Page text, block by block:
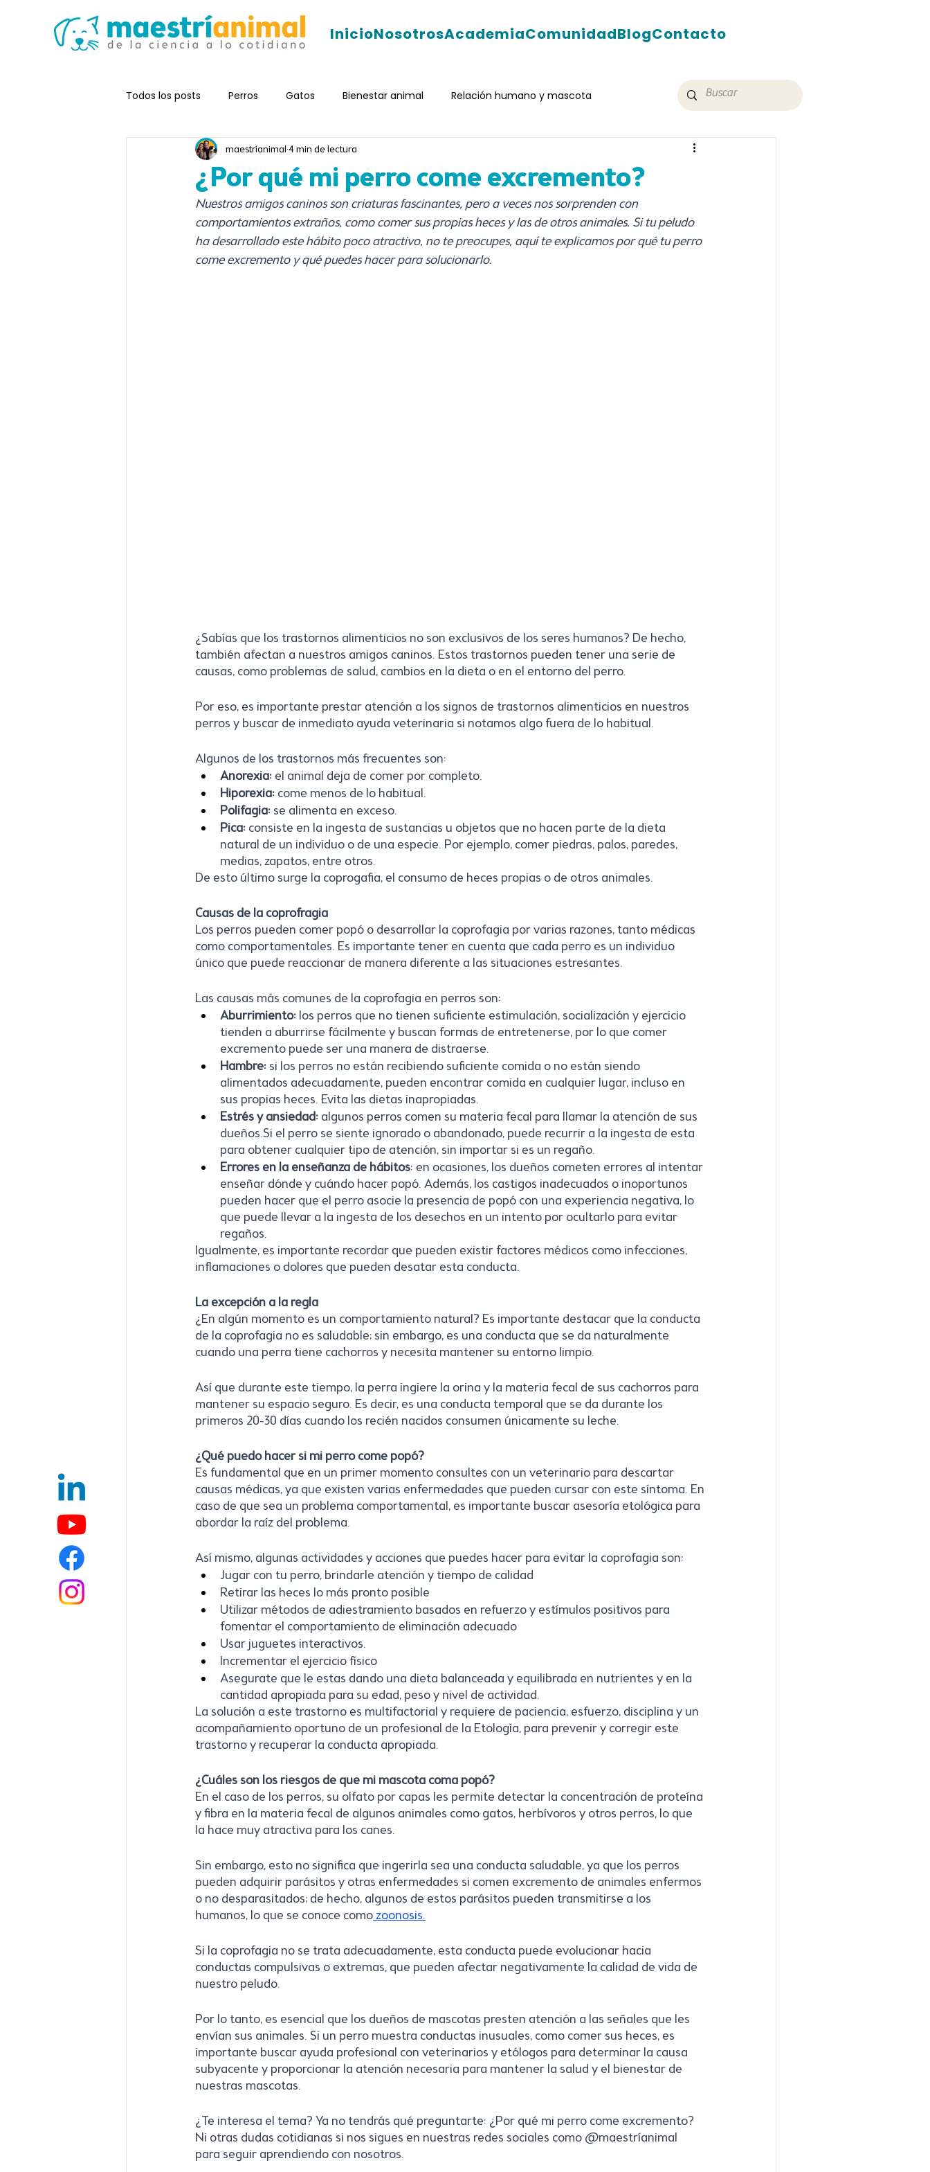
InicioNosotrosAcademiaComunidadBlogContacto
Todos los posts Perros Gatos Bienestar animal Relación humano y mascota
Problemas de comportamiento Enriquecimiento ambiental
Comportamiento animal
¿Por qué mi perro come excremento?
maestríanimal 4 min de lectura
Nuestros amigos caninos son criaturas fascinantes, pero a veces nos sorprenden con
comportamientos extraños, como comer sus propias heces y las de otros animales. Si tu peludo
ha desarrollado este hábito poco atractivo, no te preocupes, aquí te explicamos por qué tu perro
come excremento y qué puedes hacer para solucionarlo.
¿Sabías que los trastornos alimenticios no son exclusivos de los seres humanos? De hecho,
también afectan a nuestros amigos caninos. Estos trastornos pueden tener una serie de
causas, como problemas de salud, cambios en la dieta o en el entorno del perro.
Por eso, es importante prestar atención a los signos de trastornos alimenticios en nuestros
perros y buscar de inmediato ayuda veterinaria si notamos algo fuera de lo habitual.
Algunos de los trastornos más frecuentes son:
Anorexia: el animal deja de comer por completo.
Hiporexia: come menos de lo habitual.
Polifagia: se alimenta en exceso.
Pica: consiste en la ingesta de sustancias u objetos que no hacen parte de la dieta
natural de un individuo o de una especie. Por ejemplo, comer piedras, palos, paredes,
medias, zapatos, entre otros.
De esto último surge la coprogafia, el consumo de heces propias o de otros animales.
Causas de la coprofragia
Los perros pueden comer popó o desarrollar la coprofagia por varias razones, tanto médicas
como comportamentales. Es importante tener en cuenta que cada perro es un individuo
único que puede reaccionar de manera diferente a las situaciones estresantes.
Las causas más comunes de la coprofagia en perros son:
Aburrimiento: los perros que no tienen suficiente estimulación, socialización y ejercicio
tienden a aburrirse fácilmente y buscan formas de entretenerse, por lo que comer
excremento puede ser una manera de distraerse.
Hambre: si los perros no están recibiendo suficiente comida o no están siendo
alimentados adecuadamente, pueden encontrar comida en cualquier lugar, incluso en
sus propias heces. Evita las dietas inapropiadas.
Estrés y ansiedad: algunos perros comen su materia fecal para llamar la atención de sus
dueños.Si el perro se siente ignorado o abandonado, puede recurrir a la ingesta de esta
para obtener cualquier tipo de atención, sin importar si es un regaño.
Errores en la enseñanza de hábitos: en ocasiones, los dueños cometen errores al intentar
enseñar dónde y cuándo hacer popó. Además, los castigos inadecuados o inoportunos
pueden hacer que el perro asocie la presencia de popó con una experiencia negativa, lo
que puede llevar a la ingesta de los desechos en un intento por ocultarlo para evitar
regaños.
Igualmente, es importante recordar que pueden existir factores médicos como infecciones,
inflamaciones o dolores que pueden desatar esta conducta.
La excepción a la regla
¿En algún momento es un comportamiento natural? Es importante destacar que la conducta
de la coprofagia no es saludable; sin embargo, es una conducta que se da naturalmente
cuando una perra tiene cachorros y necesita mantener su entorno limpio.
Así que durante este tiempo, la perra ingiere la orina y la materia fecal de sus cachorros para
mantener su espacio seguro. Es decir, es una conducta temporal que se da durante los
primeros 20-30 días cuando los recién nacidos consumen únicamente su leche.
¿Qué puedo hacer si mi perro come popó?
Es fundamental que en un primer momento consultes con un veterinario para descartar
causas médicas, ya que existen varias enfermedades que pueden cursar con este síntoma. En
caso de que sea un problema comportamental, es importante buscar asesoría etológica para
abordar la raíz del problema.
Así mismo, algunas actividades y acciones que puedes hacer para evitar la coprofagia son:
Jugar con tu perro, brindarle atención y tiempo de calidad
Retirar las heces lo más pronto posible
Utilizar métodos de adiestramiento basados en refuerzo y estímulos positivos para
fomentar el comportamiento de eliminación adecuado
Usar juguetes interactivos.
Incrementar el ejercicio físico
Asegurate que le estas dando una dieta balanceada y equilibrada en nutrientes y en la
cantidad apropiada para su edad, peso y nivel de actividad.
La solución a este trastorno es multifactorial y requiere de paciencia, esfuerzo, disciplina y un
acompañamiento oportuno de un profesional de la Etología, para prevenir y corregir este
trastorno y recuperar la conducta apropiada.
¿Cuáles son los riesgos de que mi mascota coma popó?
En el caso de los perros, su olfato por capas les permite detectar la concentración de proteína
y fibra en la materia fecal de algunos animales como gatos, herbívoros y otros perros, lo que
la hace muy atractiva para los canes.
Sin embargo, esto no significa que ingerirla sea una conducta saludable, ya que los perros
pueden adquirir parásitos y otras enfermedades si comen excremento de animales enfermos
o no desparasitados; de hecho, algunos de estos parásitos pueden transmitirse a los
humanos, lo que se conoce como zoonosis.
Si la coprofagia no se trata adecuadamente, esta conducta puede evolucionar hacia
conductas compulsivas o extremas, que pueden afectar negativamente la calidad de vida de
nuestro peludo.
Por lo tanto, es esencial que los dueños de mascotas presten atención a las señales que les
envían sus animales. Si un perro muestra conductas inusuales, como comer sus heces, es
importante buscar ayuda profesional con veterinarios y etólogos para determinar la causa
subyacente y proporcionar la atención necesaria para mantener la salud y el bienestar de
nuestras mascotas.
¿Te interesa el tema? Ya no tendrás qué preguntarte: ¿Por qué mi perro come excremento?
Ni otras dudas cotidianas si nos sigues en nuestras redes sociales como @maestríanimal
para seguir aprendiendo con nosotros.